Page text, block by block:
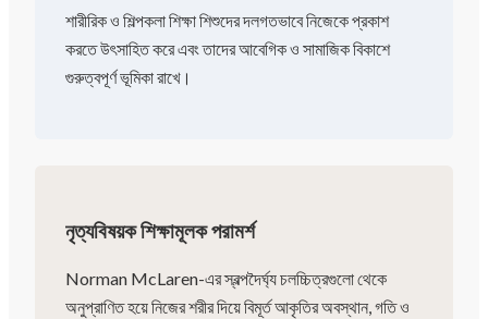
শারীরিক ও শিল্পকলা শিক্ষা শিশুদের দলগতভাবে নিজেকে প্রকাশ
করতে উৎসাহিত করে এবং তাদের আবেগিক ও সামাজিক বিকাশে
গুরুত্বপূর্ণ ভূমিকা রাখে।
নৃত্যবিষয়ক শিক্ষামূলক পরামর্শ
Norman McLaren-এর স্বল্পদৈর্ঘ্য চলচ্চিত্রগুলো থেকে
অনুপ্রাণিত হয়ে নিজের শরীর দিয়ে বিমূর্ত আকৃতির অবস্থান, গতি ও